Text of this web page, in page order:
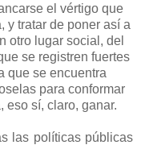
el vértigo que
y tratar de poner así a
otro lugar social, del
se registren fuertes
que se encuentra
para conformar
eso sí, claro, ganar.
las políticas públicas